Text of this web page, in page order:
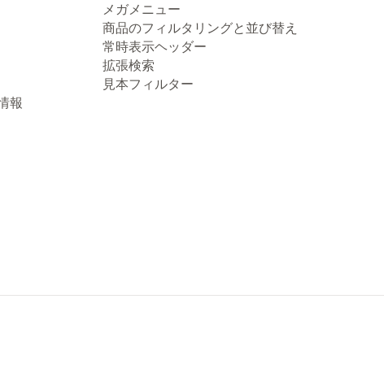
報
メガメニュー
商品のフィルタリングと並び替え
常時表示ヘッダー
拡張検索
見本フィルター